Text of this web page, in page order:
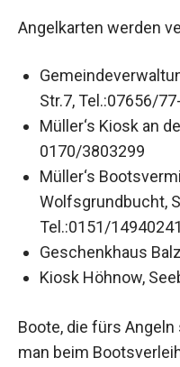
Angelkarten werden
Str.7, Tel.:07656/
Müller‘s Kiosk an
0170/3803299
Müller‘s
Wolfsgrundbucht,
Tel.:0151/14940241
Geschenkhaus
Kiosk Höhnow,
Boote, die fürs
man beim